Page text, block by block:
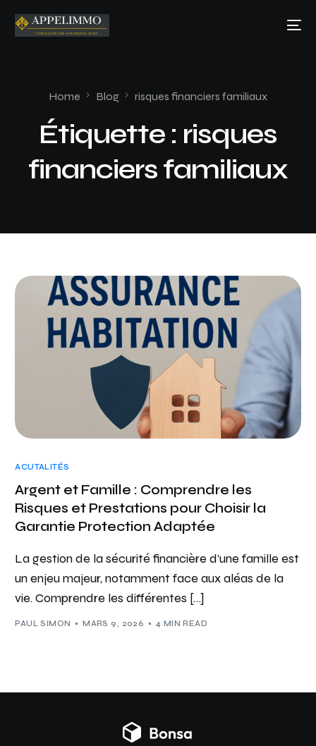
Home Blog risques financiers familiaux
Étiquette : risques
financiers familiaux
ACUTALITÉS
Argent et Famille : Comprendre les
Risques et Prestations pour Choisir la
Garantie Protection Adaptée
La gestion de la sécurité financière d’une famille est
un enjeu majeur, notamment face aux aléas de la
vie. Comprendre les différentes […]
PAUL SIMON MARS 9, 2026 4 MIN READ